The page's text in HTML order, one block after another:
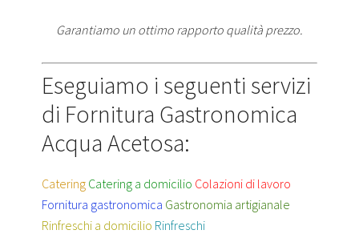
Garantiamo un ottimo rapporto qualità prezzo.
Eseguiamo i seguenti servizi
di Fornitura Gastronomica
Acqua Acetosa:
Catering Catering a domicilio Colazioni di lavoro
Fornitura gastronomica Gastronomia artigianale
Rinfreschi a domicilio Rinfreschi